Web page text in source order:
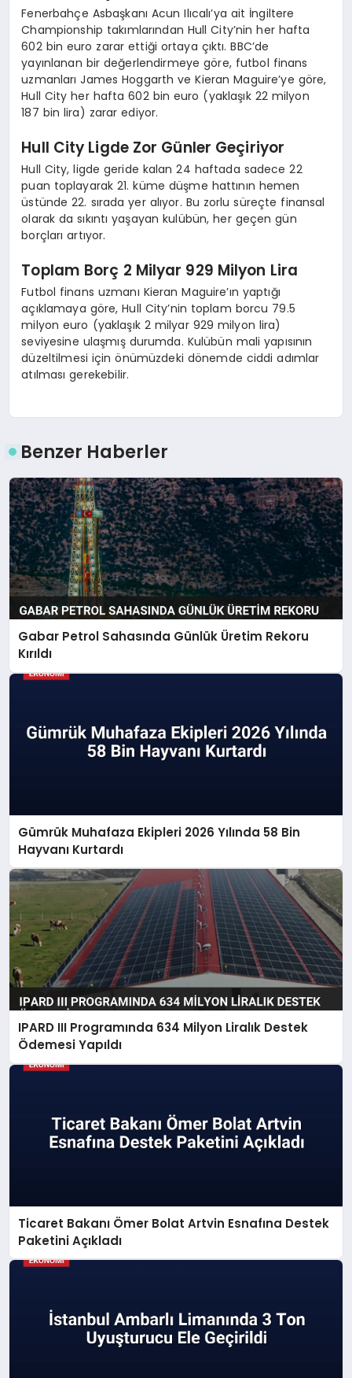
Fenerbahçe Asbaşkanı Acun Ilıcalı’ya ait İngiltere
Championship takımlarından Hull City’nin her hafta
602 bin euro zarar ettiği ortaya çıktı. BBC’de
yayınlanan bir değerlendirmeye göre, futbol finans
uzmanları James Hoggarth ve Kieran Maguire’ye göre,
Hull City her hafta 602 bin euro (yaklaşık 22 milyon
187 bin lira) zarar ediyor.
Hull City Ligde Zor Günler Geçiriyor
Hull City, ligde geride kalan 24 haftada sadece 22
puan toplayarak 21. küme düşme hattının hemen
üstünde 22. sırada yer alıyor. Bu zorlu süreçte finansal
olarak da sıkıntı yaşayan kulübün, her geçen gün
borçları artıyor.
Toplam Borç 2 Milyar 929 Milyon Lira
Futbol finans uzmanı Kieran Maguire’ın yaptığı
açıklamaya göre, Hull City’nin toplam borcu 79.5
milyon euro (yaklaşık 2 milyar 929 milyon lira)
seviyesine ulaşmış durumda. Kulübün mali yapısının
düzeltilmesi için önümüzdeki dönemde ciddi adımlar
atılması gerekebilir.
Benzer Haberler
Gabar Petrol Sahasında Günlük Üretim Rekoru
Kırıldı
Gümrük Muhafaza Ekipleri 2026 Yılında 58 Bin
Hayvanı Kurtardı
IPARD III Programında 634 Milyon Liralık Destek
Ödemesi Yapıldı
Ticaret Bakanı Ömer Bolat Artvin Esnafına Destek
Paketini Açıkladı